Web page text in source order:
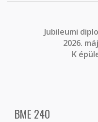
Jubileumi
2026.
K
BME 240